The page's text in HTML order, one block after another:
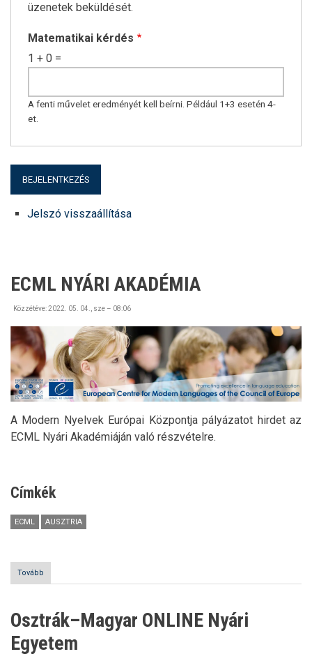
üzenetek beküldését.
Matematikai kérdés
1 + 0 =
A fenti művelet eredményét kell beírni. Például 1+3 esetén 4-
et.
Jelszó visszaállítása
ECML NYÁRI AKADÉMIA
Közzétéve:2022. 05. 04., sze – 08:06
A Modern Nyelvek Európai Központja pályázatot hirdet az
ECML Nyári Akadémiáján való részvételre.
Címkék
ECML AUSZTRIA
Tovább
NYÁRI
Osztrák–Magyar ONLINE Nyári
Egyetem